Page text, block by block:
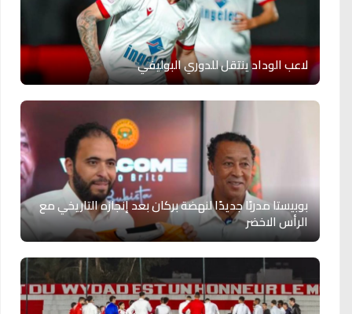
لاعب الوداد ينتقل للدوري البوليفي
بوبيستا مدربًا جديدًا لنهضة بركان بعد إنجازه التاريخي مع
الرأس الاخضر